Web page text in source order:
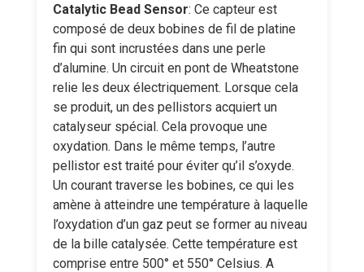
Catalytic Bead Sensor: Ce capteur est
composé de deux bobines de fil de platine
fin qui sont incrustées dans une perle
d’alumine. Un circuit en pont de Wheatstone
relie les deux électriquement. Lorsque cela
se produit, un des pellistors acquiert un
catalyseur spécial. Cela provoque une
oxydation. Dans le même temps, l’autre
pellistor est traité pour éviter qu’il s’oxyde.
Un courant traverse les bobines, ce qui les
amène à atteindre une température à laquelle
l’oxydation d’un gaz peut se former au niveau
de la bille catalysée. Cette température est
comprise entre 500° et 550° Celsius. A